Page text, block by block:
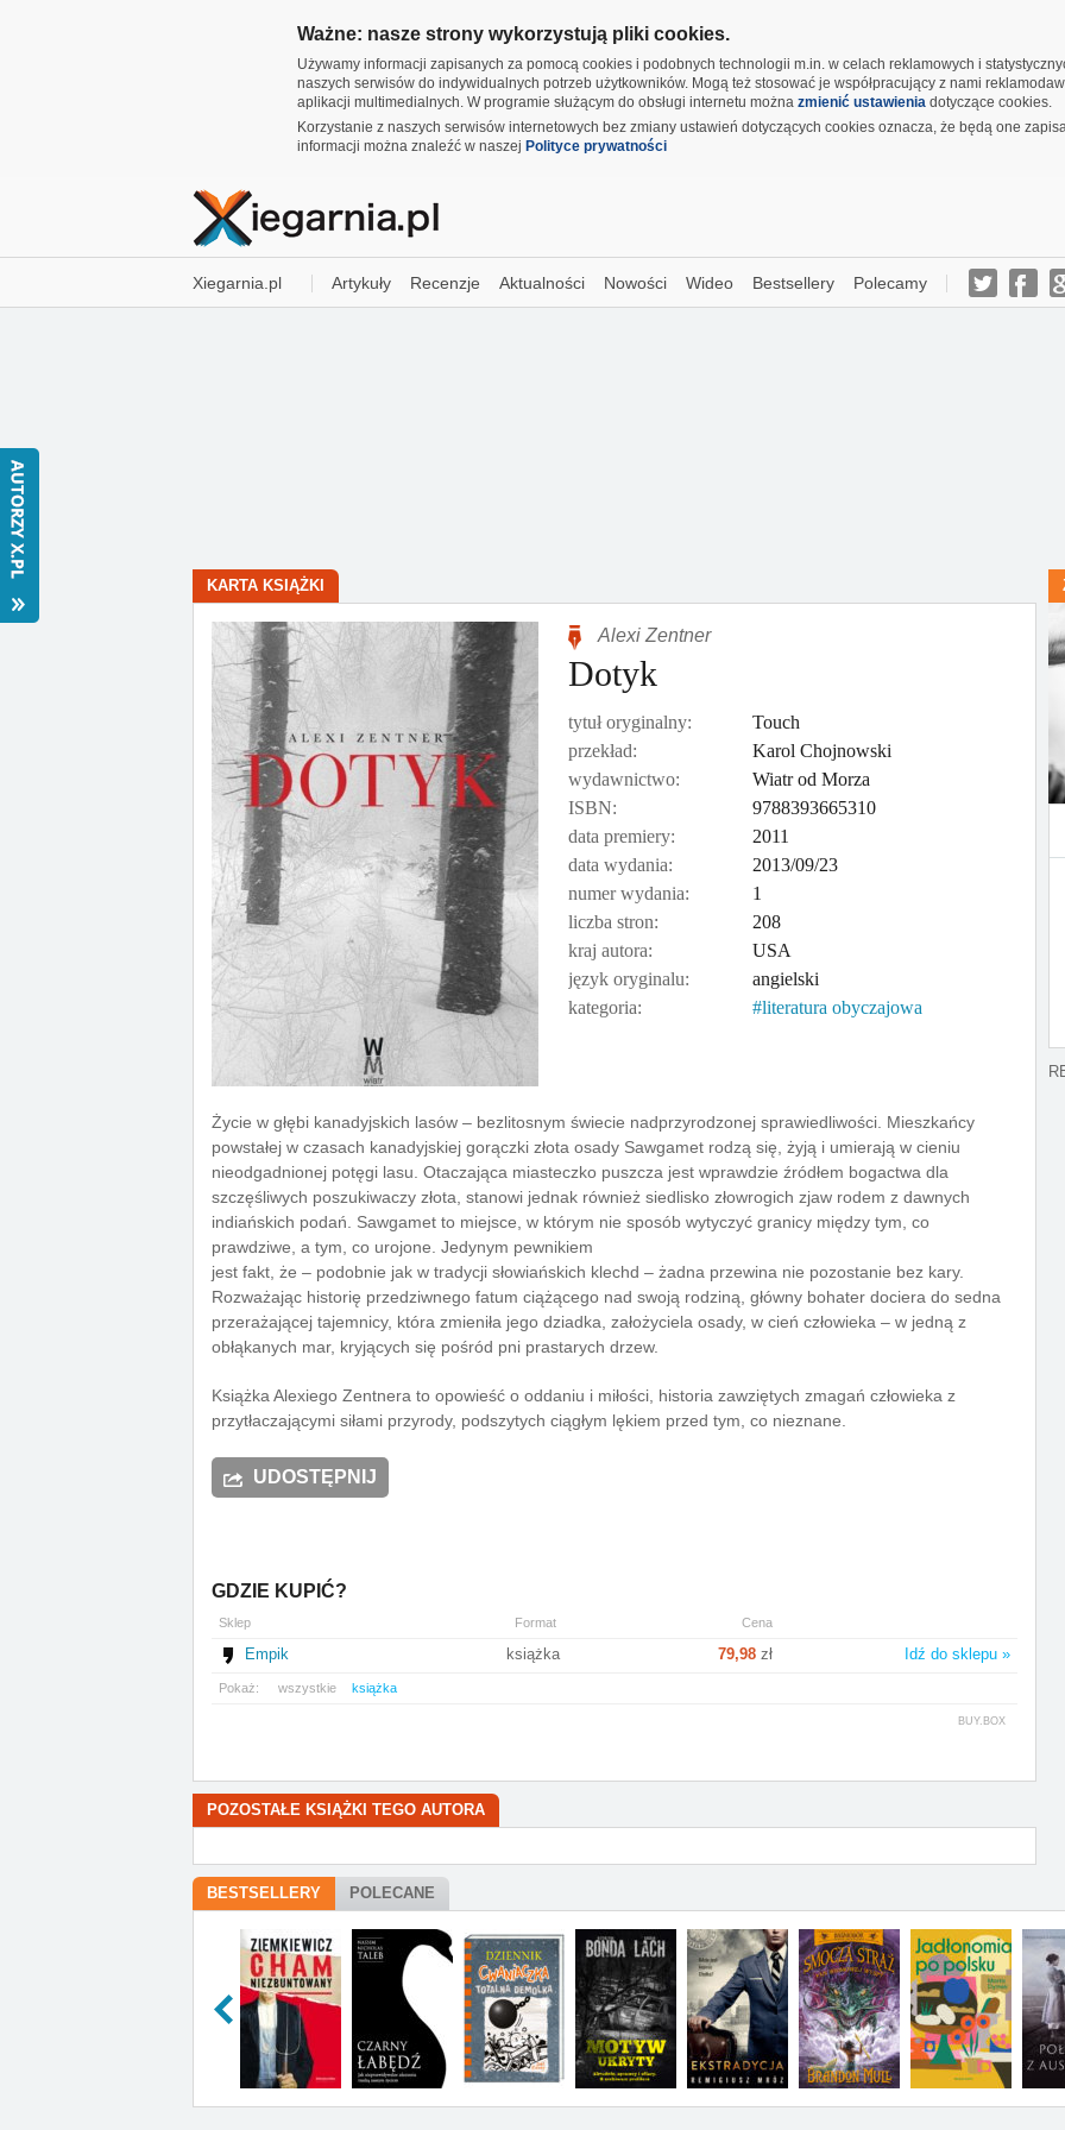
Ważne: nasze strony wykorzystują pliki cookies.
Używamy informacji zapisanych za pomocą cookies i podobnych technologii m.in. w celach reklamowych i
naszych serwisów do indywidualnych potrzeb użytkowników. Mogą też stosować je współpracujący z nami
aplikacji multimedialnych. W programie służącym do obsługi internetu można zmienić ustawienia dotyczące cookies.
Korzystanie z naszych serwisów internetowych bez zmiany ustawień dotyczących cookies oznacza, że będą one
informacji można znaleźć w naszej Polityce prywatności
Xiegarnia.pl Artykuły Recenzje Aktualności Nowości Wideo Bestsellery
Polecamy
KARTA KSIĄŻKI
Alexi Zentner
Dotyk
tytuł oryginalny:
Touch
przekład:
Karol Chojnowski
wydawnictwo:
Wiatr od Morza
ISBN:
9788393665310
data premiery:
2011
data wydania:
2013/09/23
numer wydania:
1
liczba stron:
208
kraj autora:
USA
język oryginalu:
angielski
kategoria:
literatura obyczajowa
Życie w głębi kanadyjskich lasów – bezlitosnym świecie nadprzyrodzonej sprawiedliwości. Mieszkańcy
powstałej w czasach kanadyjskiej gorączki złota osady Sawgamet rodzą się, żyją i umierają w cieniu
nieodgadnionej potęgi lasu. Otaczająca miasteczko puszcza jest wprawdzie źródłem bogactwa dla
szczęśliwych poszukiwaczy złota, stanowi jednak również siedlisko złowrogich zjaw rodem z dawnych
indiańskich podań. Sawgamet to miejsce, w którym nie sposób wytyczyć granicy między tym, co
prawdziwe, a tym, co urojone. Jedynym pewnikiem
jest fakt, że – podobnie jak w tradycji słowiańskich klechd – żadna przewina nie pozostanie bez kary.
Rozważając historię przedziwnego fatum ciążącego nad swoją rodziną, główny bohater dociera do sedna
przerażającej tajemnicy, która zmieniła jego dziadka, założyciela osady, w cień człowieka – w jedną z
obłąkanych mar, kryjących się pośród pni prastarych drzew.
Książka Alexiego Zentnera to opowieść o oddaniu i miłości, historia zawziętych zmagań człowieka z
przytłaczającymi siłami przyrody, podszytych ciągłym lękiem przed tym, co nieznane.
UDOSTĘPNIJ
GDZIE KUPIĆ?
Sklep Format Cena
Empik książka 79,98 zł Idź do sklepu »
Pokaż: wszystkie książka
BUY.BOX
POZOSTAŁE KSIĄŻKI TEGO AUTORA
BESTSELLERY POLECANE